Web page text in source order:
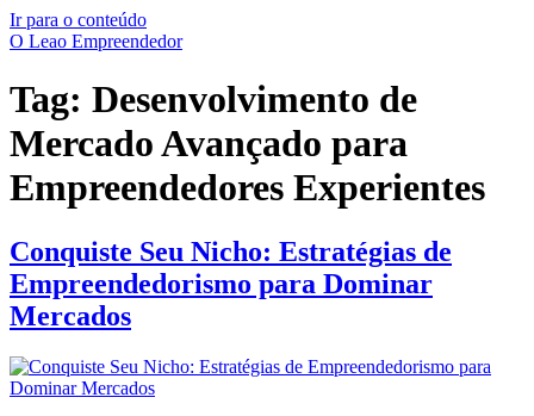
Ir para o conteúdo
O Leao Empreendedor
Tag: Desenvolvimento de
Mercado Avançado para
Empreendedores Experientes
Conquiste Seu Nicho: Estratégias de
Empreendedorismo para Dominar
Mercados